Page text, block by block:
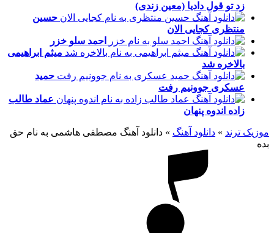
زدتو قول دادیا (معین زندی)
حسین
منتظریکجایی الان
احمد سلو خزر
میثم ابراهیمی
بالاخره شد
حمید
عسکری جوونیم رفت
عماد طالب
زاده اندوه پنهان
موزیک ترند » دانلود آهنگ » دانلود آهنگ مصطفی هاشمی به نام حق
بده